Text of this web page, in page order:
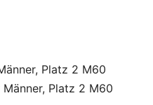
Platz 2 M60
Platz 2 M60